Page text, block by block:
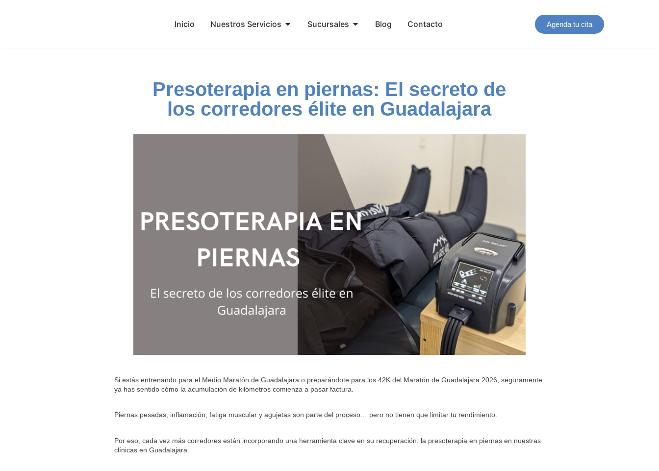
Inicio Nuestros Servicios Sucursales Blog Contacto Agenda tu cita
Presoterapia en piernas: El secreto de
los corredores élite en Guadalajara
Si estás entrenando para el Medio Maratón de Guadalajara o preparándote para los 42K del Maratón de Guadalajara 2026, seguramente
ya has sentido cómo la acumulación de kilómetros comienza a pasar factura.
Piernas pesadas, inflamación, fatiga muscular y agujetas son parte del proceso… pero no tienen que limitar tu rendimiento.
Por eso, cada vez más corredores están incorporando una herramienta clave en su recuperación: la presoterapia en piernas en nuestras
clínicas en Guadalajara.